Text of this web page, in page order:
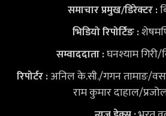
समाचार प्रमुख/डिरेक्टर :
भिडियोरिपोर्टिङ :
सम्वाददाता :घनश्याम गिरी/
रिपोर्टर :अनिल के.सी./गगन तामाङ/
राम कुमार दाहाल/